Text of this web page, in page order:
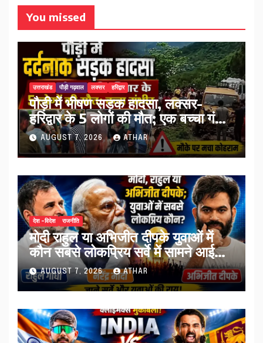
You missed
उत्तराखंड पौड़ी गढ़वाल लक्सर हरिद्वार
पौड़ी में भीषण सड़क हादसा, लक्सर-
हरिद्वार के 5 लोगों की मौत; एक बच्चा गंभीर
घायल…
AUGUST 7, 2026 ATHAR
देश -विदेश राजनीति
मोदी राहुल या अभिजीत दीपके युवाओं में
कौन सबसे लोकप्रिय सर्वे में सामने आई
तस्वीर…
AUGUST 7, 2026 ATHAR